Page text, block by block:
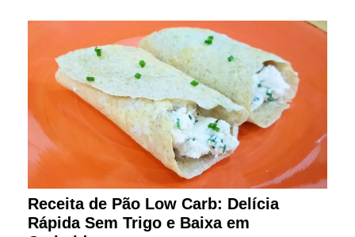
Receita de Pão Low Carb: Delícia
Rápida Sem Trigo e Baixa em